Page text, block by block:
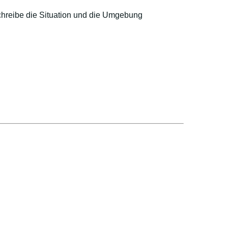
die Situation und die Umgebung